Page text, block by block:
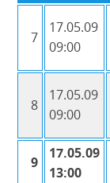
7
17.05.09
09:00
8
17.05.09
09:00
9
17.05.09
13:00